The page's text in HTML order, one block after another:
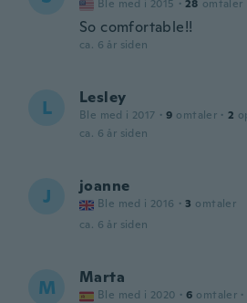
Ble med i 2015 · 28 omtaler
So comfortable!!
ca. 6 år siden
L Lesley
Ble med i 2017 · 9 omtaler · 2
ca. 6 år siden
J joanne
Ble med i 2016 · 3 omtaler
ca. 6 år siden
M Marta
Ble med i 2020 · 6 omtaler ·